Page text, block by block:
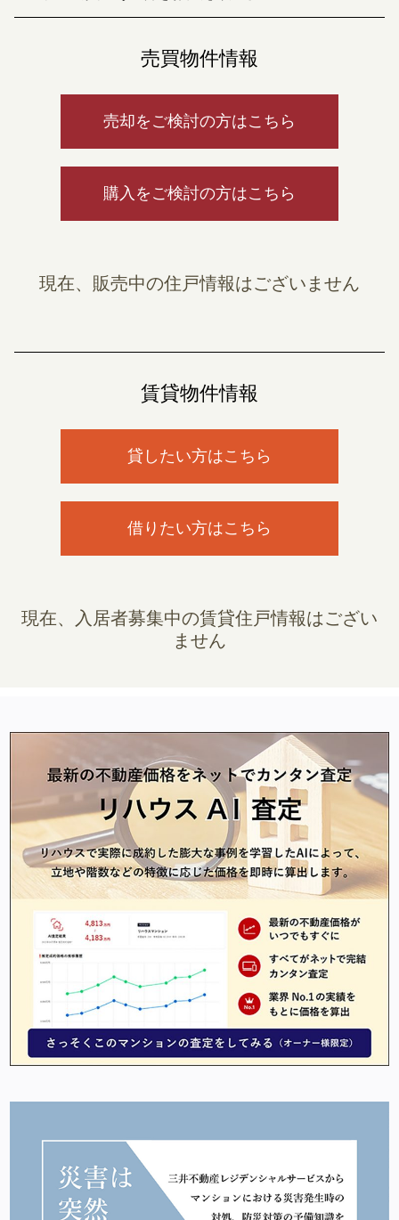
売買物件情報
売却をご検討の方はこちら
購入をご検討の方はこちら
現在、販売中の住戸情報はございません
賃貸物件情報
貸したい方はこちら
借りたい方はこちら
現在、入居者募集中の賃貸住戸情報はござい
ません